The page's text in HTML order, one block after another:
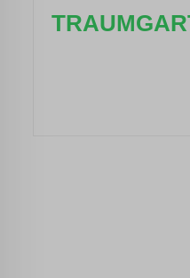
Zeitlich begrenzter